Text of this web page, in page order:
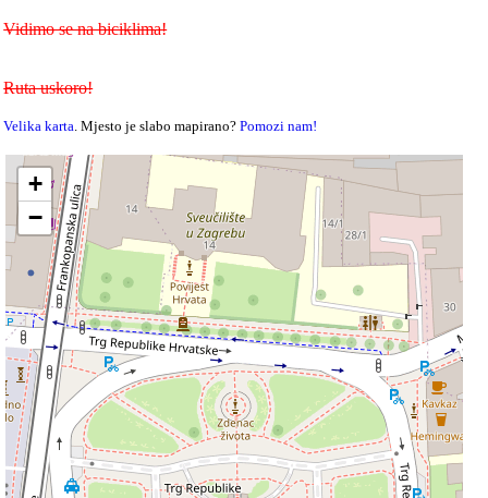
Vidimo se na biciklima!
Ruta uskoro!
Velika karta . Mjesto je slabo mapirano?Pomozi nam!
+
−